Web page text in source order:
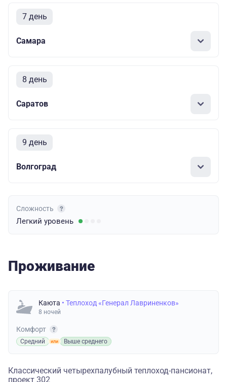
7 день
Самара
8 день
Саратов
9 день
Волгоград
Сложность
Легкий уровень
Проживание
Каюта • Теплоход «Генерал Лавриненков»
8 ночей
Комфорт
Средний Выше среднего
Классический четырехпалубный теплоход-пансионат,
проект 302